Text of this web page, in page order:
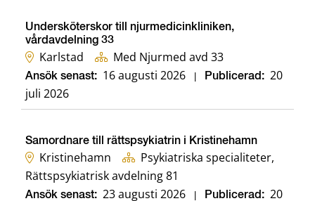
Undersköterskor till njurmedicinkliniken,
vårdavdelning 33
Karlstad Med Njurmed avd 33
Ansök senast: 16 augusti 2026 Publicerad: 20
juli 2026
Samordnare till rättspsykiatrin i Kristinehamn
Kristinehamn
Psykiatriska specialiteter,
Rättspsykiatrisk avdelning 81
Ansök senast: 23 augusti 2026 Publicerad: 20